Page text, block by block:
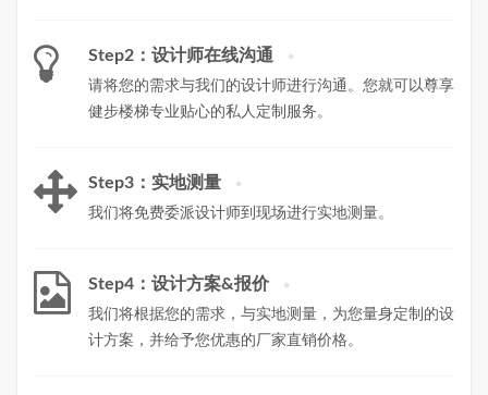
Step2：设计师在线沟通
请将您的需求与我们的设计师进行沟通。您就可以尊享
健步楼梯专业贴心的私人定制服务。
Step3：实地测量
我们将免费委派设计师到现场进行实地测量。
Step4：设计方案&报价
我们将根据您的需求，与实地测量，为您量身定制的设
计方案，并给予您优惠的厂家直销价格。